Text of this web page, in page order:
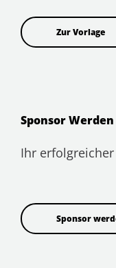
Zur Vorlage
Sponsor Werden
Ihr
Sponsor